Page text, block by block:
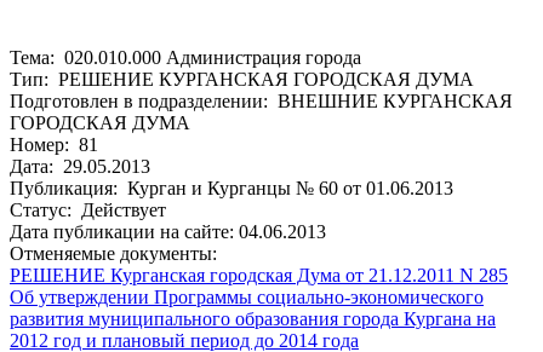
Тема: 020.010.000 Администрация города
Тип: РЕШЕНИЕ КУРГАНСКАЯ ГОРОДСКАЯ ДУМА
Подготовлен в подразделении: ВНЕШНИЕ КУРГАНСКАЯ
ГОРОДСКАЯ ДУМА
Номер: 81
Дата: 29.05.2013
Публикация: Курган и Курганцы № 60 от 01.06.2013
Статус: Действует
Дата публикации на сайте: 04.06.2013
Отменяемые документы:
РЕШЕНИЕ Курганская городская Дума от 21.12.2011 N 285
Об утверждении Программы социально-экономического
развития муниципального образования города Кургана на
2012 год и плановый период до 2014 года